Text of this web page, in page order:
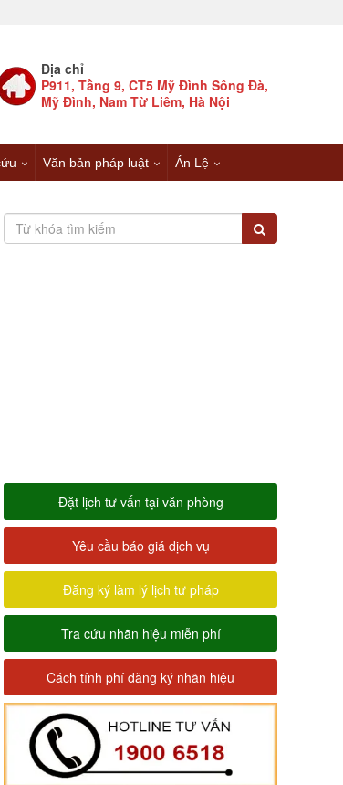
Địa chỉ
P911, Tầng 9, CT5 Mỹ Đình Sông Đà,
Mỹ Đình, Nam Từ Liêm, Hà Nội
Văn bản pháp luật Án Lệ
Đặt lịch tư vấn tại văn phòng
Yêu cầu báo giá dịch vụ
Đăng ký làm lý lịch tư pháp
Tra cứu nhãn hiệu miễn phí
Cách tính phí đăng ký nhãn hiệu